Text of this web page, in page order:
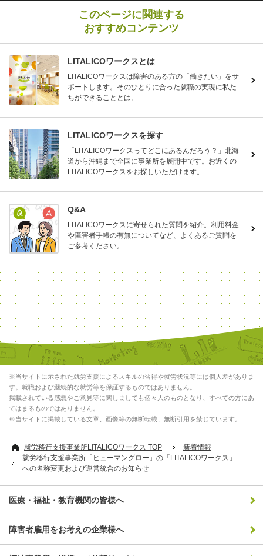
このページに関連する
おすすめコンテンツ
LITALICOワークスとは
LITALICOワークスは障害のある方の「働きたい」をサ
ポートします。そのひとりに合った就職の実現に私た
ちができることとは。
LITALICOワークスを探す
「LITALICOワークスってどこにあるんだろう？」北海
道から沖縄まで全国に事業所を展開中です。お近くの
LITALICOワークスをお探しいただけます。
Q&A
LITALICOワークスに寄せられた質問を紹介。利用料金
や障害者手帳の有無についてなど、よくあるご質問を
ご参考ください。
※当サイトに示された就労支援によるスキルの習得や就労状況等には個人差がありま
す。就職および継続的な就労等を保証するものではありません。
掲載されている感想やご意見等に関しましても個々人のものとなり、すべての方にあ
てはまるものではありません。
※当サイトに掲載している文章、画像等の無断転載、無断引用を禁じています。
就労移行支援事業所LITALICOワークス TOP
新着情報
就労移行支援事業所「ヒューマングロー」の「LITALICOワークス」
への名称変更および運営統合のお知らせ
医療・福祉・教育機関の皆様へ
障害者雇用をお考えの企業様へ